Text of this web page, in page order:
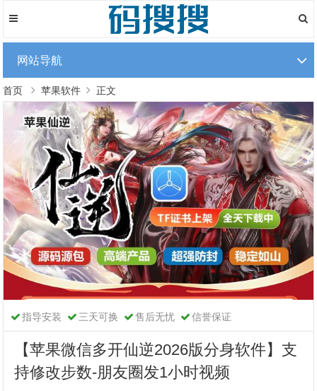
网站导航
首页 苹果软件 正文
指导安装 三天可换 售后无忧 信誉保证
【苹果微信多开仙逆2026版分身软件】支
持修改步数-朋友圈发1小时视频